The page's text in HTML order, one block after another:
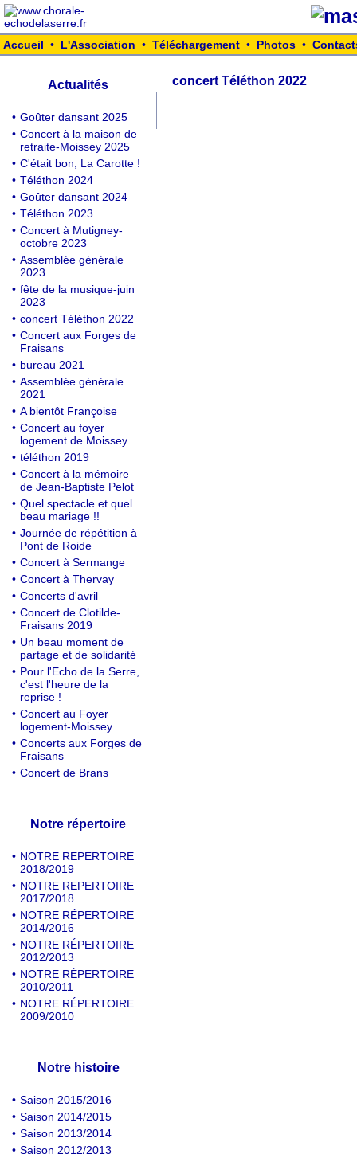
Accueil • L'Association • Téléchargement • Photos •
Actualités
• Goûter dansant 2025
• Concert à la maison de
retraite-Moissey 2025
• C'était bon, La Carotte !
• Téléthon 2024
• Goûter dansant 2024
• Téléthon 2023
• Concert à Mutigney-
octobre 2023
• Assemblée générale
2023
• fête de la musique-juin
2023
• concert Téléthon 2022
• Concert aux Forges de
Fraisans
• bureau 2021
• Assemblée générale
2021
• A bientôt Françoise
• Concert au foyer
logement de Moissey
• téléthon 2019
• Concert à la mémoire
de Jean-Baptiste Pelot
• Quel spectacle et quel
beau mariage !!
• Journée de répétition à
Pont de Roide
• Concert à Sermange
• Concert à Thervay
• Concerts d'avril
• Concert de Clotilde-
Fraisans 2019
• Un beau moment de
partage et de solidarité
• Pour l'Echo de la Serre,
c'est l'heure de la
reprise !
• Concert au Foyer
logement-Moissey
• Concerts aux Forges de
Fraisans
• Concert de Brans
Notre répertoire
• NOTRE REPERTOIRE
2018/2019
• NOTRE REPERTOIRE
2017/2018
• NOTRE RÉPERTOIRE
2014/2016
• NOTRE RÉPERTOIRE
2012/2013
• NOTRE RÉPERTOIRE
2010/2011
• NOTRE RÉPERTOIRE
2009/2010
Notre histoire
• Saison 2015/2016
• Saison 2014/2015
• Saison 2013/2014
• Saison 2012/2013
concert Téléthon 2022